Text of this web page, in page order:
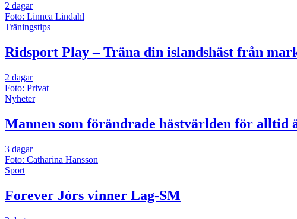
2 dagar
Foto: Linnea Lindahl
Träningstips
Ridsport Play – Träna din islandshäst från
2 dagar
Foto: Privat
Nyheter
Mannen som förändrade hästvärlden för alltid
3 dagar
Foto: Catharina Hansson
Sport
Forever Jórs vinner Lag-SM